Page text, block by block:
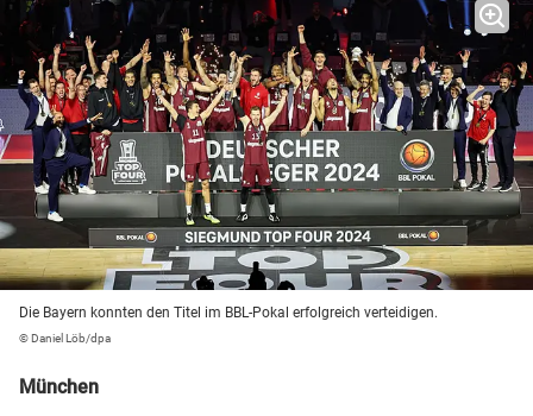
Die Bayern konnten den Titel im BBL-Pokal erfolgreich verteidigen.
© Daniel Löb/dpa
München